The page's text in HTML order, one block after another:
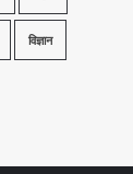
विज्ञान